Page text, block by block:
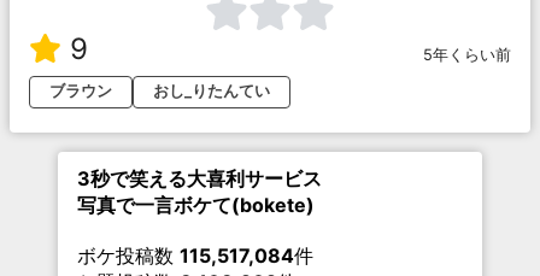
9
5年くらい前
ブラウン
おし_りたんてい
3秒で笑える大喜利サービス
写真で一言ボケて(bokete)
ボケ投稿数 115,517,084件